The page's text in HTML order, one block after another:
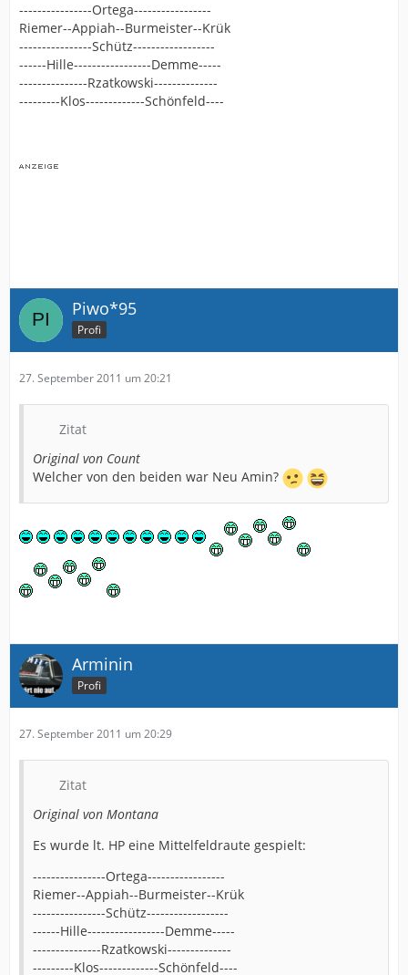
----------------Ortega-----------------
Riemer--Appiah--Burmeister--Krük
----------------Schütz------------------
------Hille-----------------Demme-----
---------------Rzatkowski--------------
---------Klos-------------Schönfeld----
Piwo*95
Profi
27. September 2011 um 20:21
Zitat
Original von Count
Welcher von den beiden war Neu Amin?
Arminin
Profi
27. September 2011 um 20:29
Zitat
Original von Montana
Es wurde lt. HP eine Mittelfeldraute gespielt:
----------------Ortega-----------------
Riemer--Appiah--Burmeister--Krük
----------------Schütz------------------
------Hille-----------------Demme-----
---------------Rzatkowski--------------
---------Klos-------------Schönfeld----